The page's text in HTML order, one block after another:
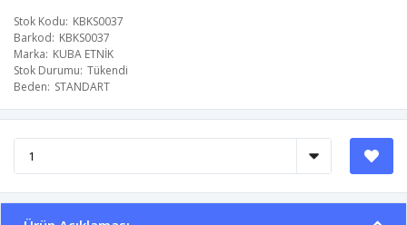
Stok Kodu KBKS0037
Barkod KBKS0037
Marka KUBA ETNİK
Stok Durumu Tükendi
Beden STANDART